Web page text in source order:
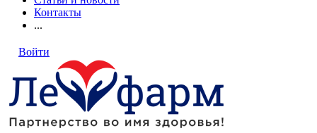
Контакты
...
Войти